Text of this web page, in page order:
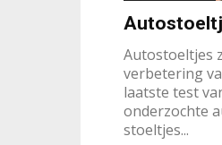
Autostoeltjes
verbetering
laatste test
onderzochte
stoeltjes...